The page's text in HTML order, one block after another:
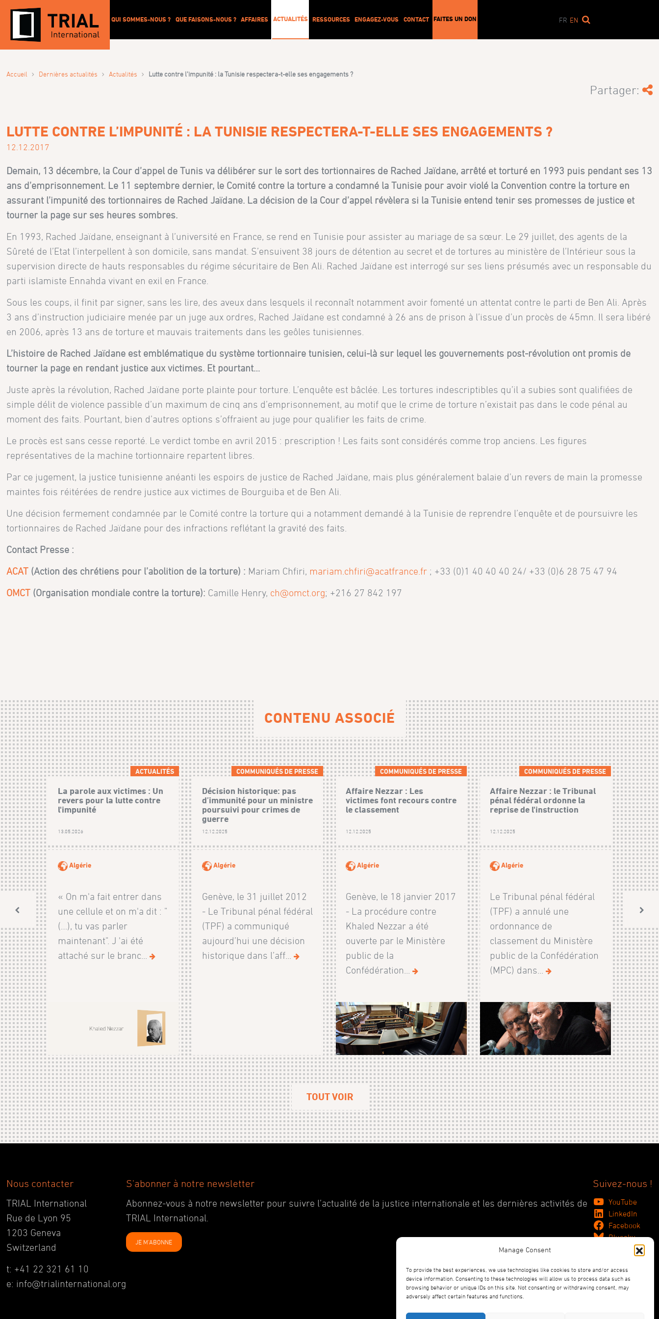
Manage Consent
To provide the best experiences, we use technologies like cookies to store and/or access
device information. Consenting to these technologies will allow us to process data such as
browsing behavior or unique IDs on this site. Not consenting or withdrawing consent, may
adversely affect certain features and functions.
QUI SOMMES-NOUS ? QUE FAISONS-NOUS ? AFFAIRES ACTUALITÉS RESSOURCES ENGAGEZ-VOUS CONTACT FAITES UN DON FR EN
Accueil › Dernières actualités › Actualités › Lutte contre l’impunité : la Tunisie respectera-t-elle ses engagements ?
Partager:
LUTTE CONTRE L’IMPUNITÉ : LA TUNISIE RESPECTERA-T-ELLE SES ENGAGEMENTS ?
12.12.2017
Demain, 13 décembre, la Cour d’appel de Tunis va délibérer sur le sort des tortionnaires de Rached Jaïdane, arrêté et torturé en 1993 puis pendant ses 13
ans d’emprisonnement. Le 11 septembre dernier, le Comité contre la torture a condamné la Tunisie pour avoir violé la Convention contre la torture en
assurant l’impunité des tortionnaires de Rached Jaïdane. La décision de la Cour d’appel révèlera si la Tunisie entend tenir ses promesses de justice et
tourner la page sur ses heures sombres.
En 1993, Rached Jaïdane, enseignant à l’université en France, se rend en Tunisie pour assister au mariage de sa sœur. Le 29 juillet, des agents de la
Sûreté de l’Etat l’interpellent à son domicile, sans mandat. S’ensuivent 38 jours de détention au secret et de tortures au ministère de l’Intérieur sous la
supervision directe de hauts responsables du régime sécuritaire de Ben Ali. Rached Jaïdane est interrogé sur ses liens présumés avec un responsable du
parti islamiste Ennahda vivant en exil en France.
Sous les coups, il finit par signer, sans les lire, des aveux dans lesquels il reconnaît notamment avoir fomenté un attentat contre le parti de Ben Ali. Après
3 ans d’instruction judiciaire menée par un juge aux ordres, Rached Jaïdane est condamné à 26 ans de prison à l’issue d’un procès de 45mn. Il sera libéré
en 2006, après 13 ans de torture et mauvais traitements dans les geôles tunisiennes.
L’histoire de Rached Jaïdane est emblématique du système tortionnaire tunisien, celui-là sur lequel les gouvernements post-révolution ont promis de
tourner la page en rendant justice aux victimes. Et pourtant…
Juste après la révolution, Rached Jaïdane porte plainte pour torture. L’enquête est bâclée. Les tortures indescriptibles qu’il a subies sont qualifiées de
simple délit de violence passible d’un maximum de cinq ans d’emprisonnement, au motif que le crime de torture n’existait pas dans le code pénal au
moment des faits. Pourtant, bien d’autres options s’offraient au juge pour qualifier les faits de crime.
Le procès est sans cesse reporté. Le verdict tombe en avril 2015 : prescription ! Les faits sont considérés comme trop anciens. Les figures
représentatives de la machine tortionnaire repartent libres.
Par ce jugement, la justice tunisienne anéanti les espoirs de justice de Rached Jaïdane, mais plus généralement balaie d’un revers de main la promesse
maintes fois réitérées de rendre justice aux victimes de Bourguiba et de Ben Ali.
Une décision fermement condamnée par le Comité contre la torture qui a notamment demandé à la Tunisie de reprendre l’enquête et de poursuivre les
tortionnaires de Rached Jaïdane pour des infractions reflétant la gravité des faits.
Contact Presse :
ACAT (Action des chrétiens pour l’abolition de la torture) : Mariam Chfiri, mariam.chfiri@acatfrance.fr ; +33 (0)1 40 40 40 24/ +33 (0)6 28 75 47 94
OMCT (Organisation mondiale contre la torture): Camille Henry, ch@omct.org; +216 27 842 197
CONTENU ASSOCIÉ
ACTUALITÉS
La parole aux victimes : Un
revers pour la lutte contre
l'impunité
13.05.2026
Algérie
« On m'a fait entrer dans
une cellule et on m'a dit : "
(…), tu vas parler
maintenant". J 'ai été
attaché sur le branc...
COMMUNIQUÉS DE PRESSE
Décision historique: pas
d’immunité pour un ministre
poursuivi pour crimes de
guerre
12.12.2025
Algérie
Genève, le 31 juillet 2012
- Le Tribunal pénal fédéral
(TPF) a communiqué
aujourd’hui une décision
historique dans l’aff...
COMMUNIQUÉS DE PRESSE
Affaire Nezzar : Les
victimes font recours contre
le classement
12.12.2025
Algérie
Genève, le 18 janvier 2017
- La procédure contre
Khaled Nezzar a été
ouverte par le Ministère
public de la
Confédération...
COMMUNIQUÉS DE PRESSE
Affaire Nezzar : le Tribunal
pénal fédéral ordonne la
reprise de l'instruction
12.12.2025
Algérie
Le Tribunal pénal fédéral
(TPF) a annulé une
ordonnance de
classement du Ministère
public de la Confédération
(MPC) dans...
TOUT VOIR
Nous contacter
TRIAL International
Rue de Lyon 95
1203 Geneva
Switzerland
t: +41 22 321 61 10
e: info@trialinternational.org
S'abonner à notre newsletter
Abonnez-vous à notre newsletter pour suivre l’actualité de la justice internationale et les dernières activités de
TRIAL International.
JE M'ABONNE
Suivez-nous !
YouTube
LinkedIn
Facebook
Bluesky